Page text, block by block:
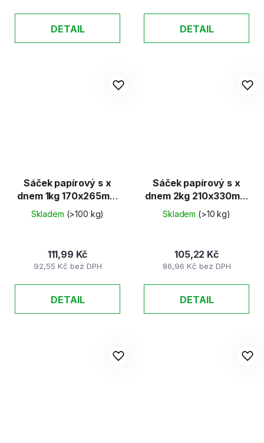
DETAIL DETAIL
Sáček papírový s x
dnem 1kg 170x265mm
/UA/
Skladem (>100 kg)
92,55 Kč bez DPH
111,99 Kč
DETAIL
Sáček papírový s x
dnem 2kg 210x330mm
/UA/
Skladem (>10 kg)
86,96 Kč bez DPH
105,22 Kč
DETAIL